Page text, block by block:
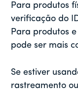
Para produtos
verificação do
Para produtos
pode ser mais
Se estiver
rastreamento